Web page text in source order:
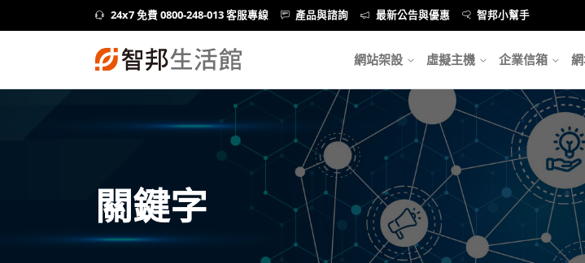
24x7 免費 0800-248-013 客服專線 產品與諮詢 最新公告與優惠 智邦小幫手
網站架設 虛擬主機 企業信箱
關鍵字